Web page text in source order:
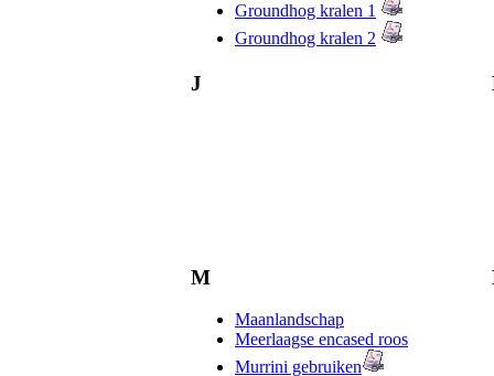
Groundhog kralen 1
Groundhog kralen 2
J
M
Maanlandschap
Meerlaagse encased roos
Murrini gebruiken